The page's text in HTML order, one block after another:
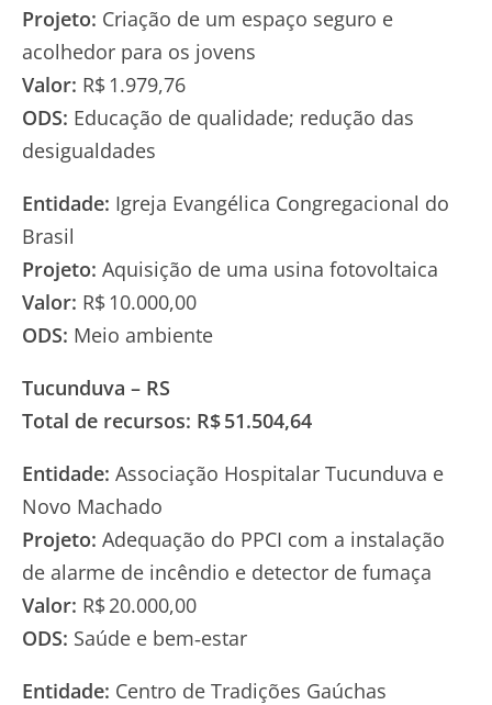
Projeto: Criação de um espaço seguro e
acolhedor para os jovens
Valor: R$ 1.979,76
ODS: Educação de qualidade; redução das
desigualdades
Entidade: Igreja Evangélica Congregacional do
Brasil
Projeto: Aquisição de uma usina fotovoltaica
Valor: R$ 10.000,00
ODS: Meio ambiente
Tucunduva – RS
Total de recursos: R$ 51.504,64
Entidade: Associação Hospitalar Tucunduva e
Novo Machado
Projeto: Adequação do PPCI com a instalação
de alarme de incêndio e detector de fumaça
Valor: R$ 20.000,00
ODS: Saúde e bem‑estar
Entidade: Centro de Tradições Gaúchas